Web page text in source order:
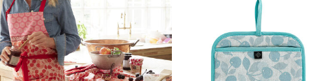
concerne les coul
eurs.